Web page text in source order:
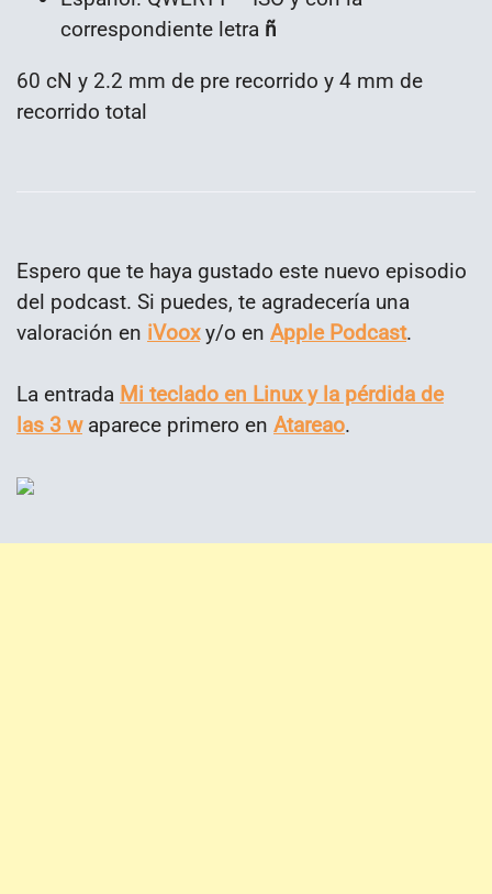
correspondiente letra ñ
60 cN y 2.2 mm de pre recorrido y 4 mm de
recorrido total
Espero que te haya gustado este nuevo episodio
del podcast. Si puedes, te agradecería una
valoración en iVooxy/o en Apple Podcast.
La entrada Mi teclado en Linux y la pérdida de
las 3 waparece primero en Atareao.